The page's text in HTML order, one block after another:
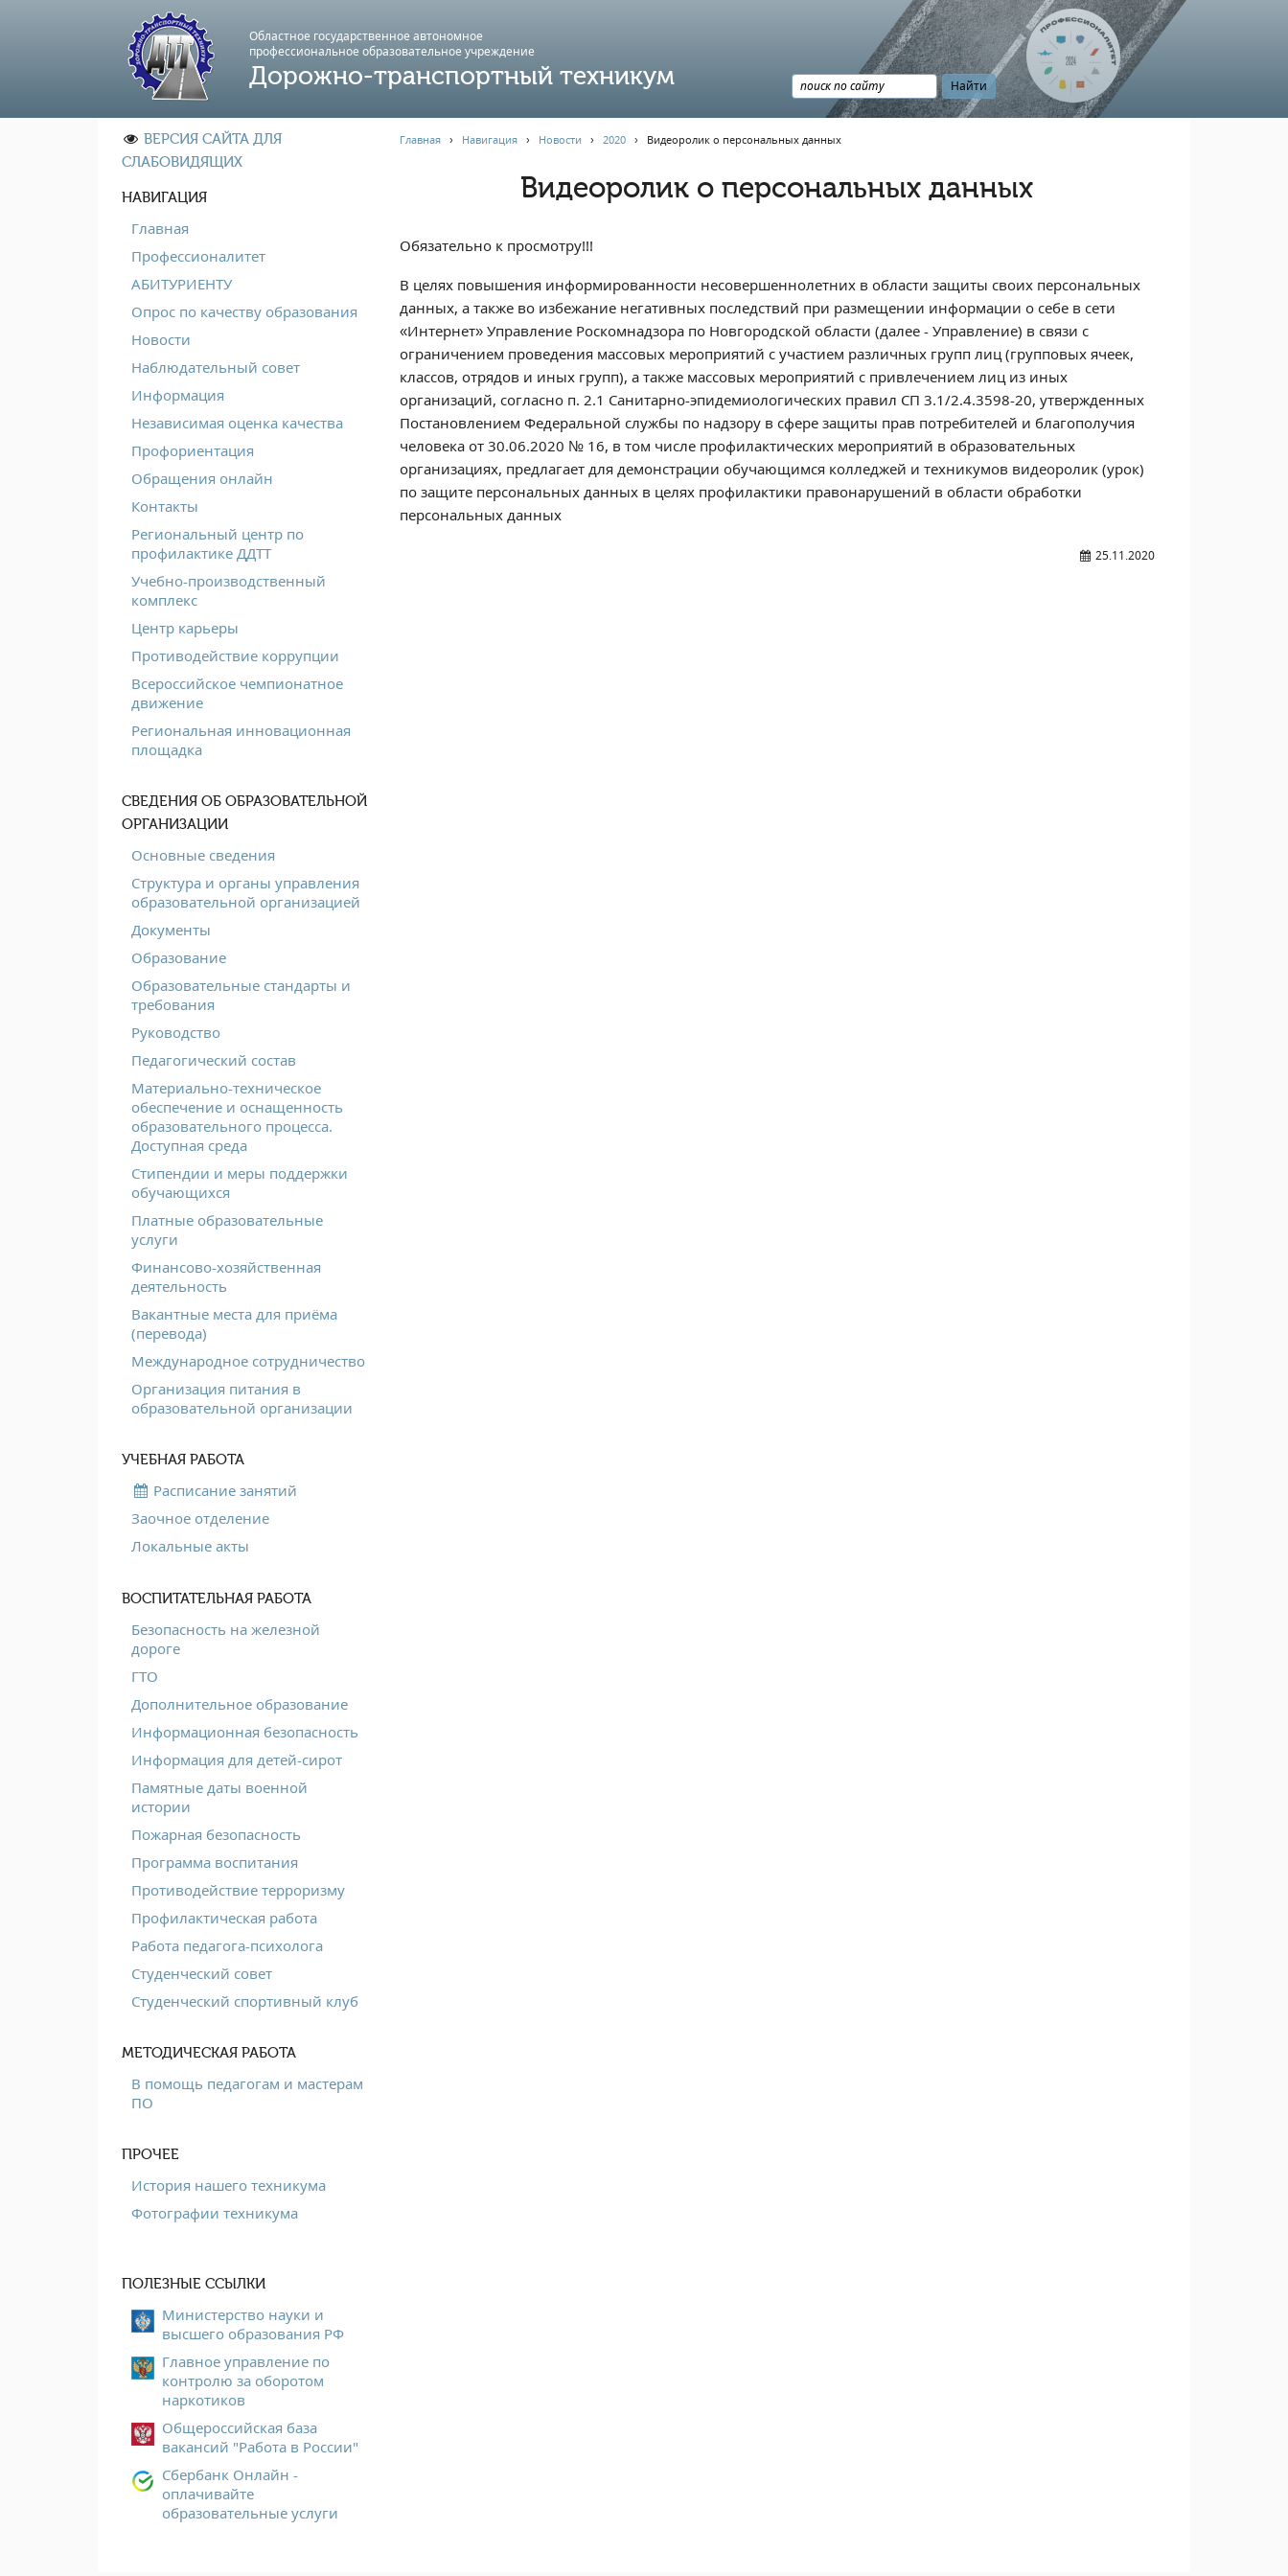
Областное государственное автономное
профессиональноe образовательное учреждение
Дорожно-транспортный техникум
ВЕРСИЯ САЙТА ДЛЯ
СЛАБОВИДЯЩИХ
НАВИГАЦИЯ
Главная
Профессионалитет
АБИТУРИЕНТУ
Опрос по качеству образования
Новости
Наблюдательный совет
Информация
Независимая оценка качества
Профориентация
Обращения онлайн
Контакты
Региональный центр по
профилактике ДДТТ
Учебно-производственный
комплекс
Центр карьеры
Противодействие коррупции
Всероссийское чемпионатное
движение
Региональная инновационная
площадка
СВЕДЕНИЯ ОБ ОБРАЗОВАТЕЛЬНОЙ
ОРГАНИЗАЦИИ
Основные сведения
Структура и органы управления
образовательной организацией
Документы
Образование
Образовательные стандарты и
требования
Руководство
Педагогический состав
Материально-техническое
обеспечение и оснащенность
образовательного процесса.
Доступная среда
Стипендии и меры поддержки
обучающихся
Платные образовательные
услуги
Финансово-хозяйственная
деятельность
Вакантные места для приёма
(перевода)
Международное сотрудничество
Организация питания в
образовательной организации
УЧЕБНАЯ РАБОТА
Расписание занятий
Заочное отделение
Локальные акты
ВОСПИТАТЕЛЬНАЯ РАБОТА
Безопасность на железной
дороге
ГТО
Дополнительное образование
Информационная безопасность
Информация для детей-сирот
Памятные даты военной
истории
Пожарная безопасность
Программа воспитания
Противодействие терроризму
Профилактическая работа
Работа педагога-психолога
Студенческий совет
Студенческий спортивный клуб
МЕТОДИЧЕСКАЯ РАБОТА
В помощь педагогам и мастерам
ПО
ПРОЧЕЕ
История нашего техникума
Фотографии техникума
ПОЛЕЗНЫЕ ССЫЛКИ
Министерство науки и
высшего образования РФ
Главное управление по
контролю за оборотом
наркотиков
Общероссийская база
вакансий "Работа в России"
Сбербанк Онлайн -
оплачивайте
образовательные услуги
Главная› Навигация› Новости › 2020› Видеоролик о персональных данных
Видеоролик о персональных данных
Обязательно к просмотру!!!
В целях повышения информированности несовершеннолетних в области защиты своих персональных
данных, а также во избежание негативных последствий при размещении информации о себе в сети
«Интернет» Управление Роскомнадзора по Новгородской области (далее - Управление) в связи с
ограничением проведения массовых мероприятий с участием различных групп лиц (групповых ячеек,
классов, отрядов и иных групп), а также массовых мероприятий с привлечением лиц из иных
организаций, согласно п. 2.1 Санитарно-эпидемиологических правил СП 3.1/2.4.3598-20, утвержденных
Постановлением Федеральной службы по надзору в сфере защиты прав потребителей и благополучия
человека от 30.06.2020 № 16, в том числе профилактических мероприятий в образовательных
организациях, предлагает для демонстрации обучающимся колледжей и техникумов видеоролик (урок)
по защите персональных данных в целях профилактики правонарушений в области обработки
персональных данных
25.11.2020